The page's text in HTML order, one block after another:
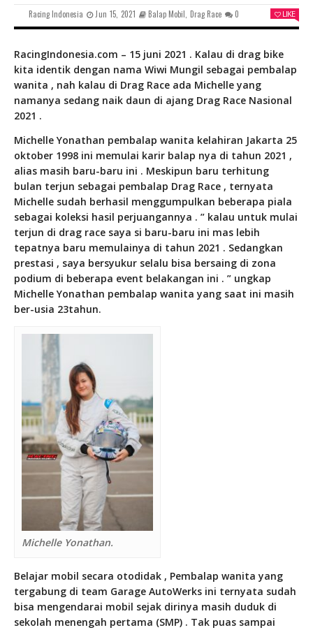
Racing Indonesia Jun 15, 2021 Balap Mobil, Drag Race 0 LIKE
RacingIndonesia.com – 15 juni 2021 . Kalau di drag bike
kita identik dengan nama Wiwi Mungil sebagai pembalap
wanita , nah kalau di Drag Race ada Michelle yang
namanya sedang naik daun di ajang Drag Race Nasional
2021 .
Michelle Yonathan pembalap wanita kelahiran Jakarta 25
oktober 1998 ini memulai karir balap nya di tahun 2021 ,
alias masih baru-baru ini . Meskipun baru terhitung
bulan terjun sebagai pembalap Drag Race , ternyata
Michelle sudah berhasil menggumpulkan beberapa piala
sebagai koleksi hasil perjuangannya . ” kalau untuk mulai
terjun di drag race saya si baru-baru ini mas lebih
tepatnya baru memulainya di tahun 2021 . Sedangkan
prestasi , saya bersyukur selalu bisa bersaing di zona
podium di beberapa event belakangan ini . ” ungkap
Michelle Yonathan pembalap wanita yang saat ini masih
ber-usia 23tahun.
Michelle Yonathan.
Belajar mobil secara otodidak , Pembalap wanita yang
tergabung di team Garage AutoWerks ini ternyata sudah
bisa mengendarai mobil sejak dirinya masih duduk di
sekolah menengah pertama (SMP) . Tak puas sampai